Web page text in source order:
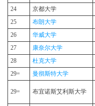
24 京都大学
25
布朗大学
26
华威大学
27
康奈尔大学
28
杜克大学
29=
曼彻斯特大学
29= 布宜诺斯艾利斯大学